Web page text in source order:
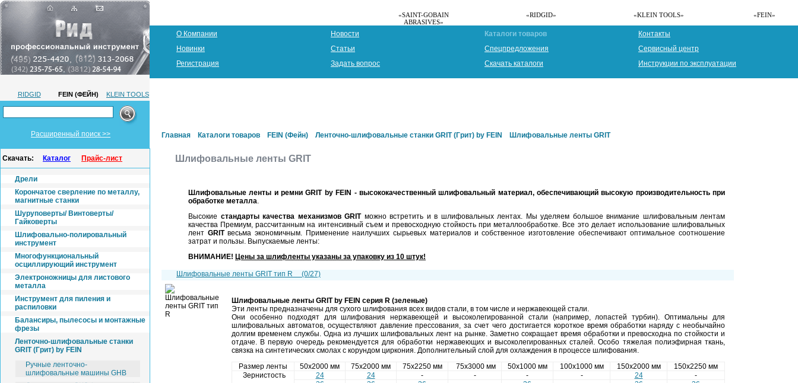
RIDGID FEIN (ФЕЙН) KLEIN TOOLS
Расширенный поиск >>
Скачать: Каталог Прайс-лист
Дрели
Корончатое сверление по металлу,
магнитные станки
Шуруповерты/ Винтоверты/
Гайковерты
Шлифовально-полировальный
инструмент
Многофункциональный
осциллирующий инструмент
Электроножницы для листового
металла
Инструмент для пиления и
распиловки
Балансиры, пылесосы и монтажные
фрезы
Ленточно-шлифовальные станки
GRIT (Грит) by FEIN
Ручные ленточно-
шлифовальные машины GHB
«SAINT-GOBAIN
ABRASIVES»
«RIDGID» «KLEIN TOOLS» «FEIN»
О Компании Новости Каталоги товаров
Контакты
Новинки
Статьи Спецпредложения
Сервисный центр
Регистрация
Задать вопрос Скачать каталоги Инструкции по эксплуатации
Главная Каталоги товаров FEIN (Фейн) Ленточно-шлифовальные станки GRIT (Грит) by FEIN Шлифовальные ленты GRIT
Шлифовальные ленты GRIT
Шлифовальные ленты и ремни GRIT by FEIN - высококачественный шлифовальный материал, обеспечивающий высокую производительность при
обработке металла.
Высокие стандарты качества механизмов GRITможно встретить и в шлифовальных лентах. Мы уделяем большое внимание шлифовальным лентам
качества Премиум, рассчитанным на интенсивный съем и превосходную стойкость при металлообработке. Все это делает использование шлифовальных
лент GRITвесьма экономичным. Применение наилучших сырьевых материалов и собственное изготовление обеспечивают оптимальное соотношение
затрат и пользы. Выпускаемые ленты:
ВНИМАНИЕ! Цены за шлифленты указаны за упаковку из 10 штук!
Шлифовальные ленты GRIT тип R (0/27)
Шлифовальные ленты GRIT by FEIN серия R (зеленые)
Эти ленты предназначены для сухого шлифования всех видов стали, в том числе и нержавеющей стали.
Они особенно подходят для шлифования нержавеющей и высоколегированной стали (например, лопастей турбин). Оптимальны для
шлифовальных автоматов, осуществляют давление прессования, за счет чего достигается короткое время обработки наряду с необычайно
долгим временем службы. Одна из лучших шлифовальных лент на рынке. Заметно сокращает время обработки и превосходна по стойкости и
отдаче. В первую очередь рекомендуется для обработки нержавеющих и высоколегированных сталей. Особо тяжелая полиэфирная ткань,
связка на синтетических смолах с корундом циркония. Дополнительный слой для охлаждения в процессе шлифования.
Размер ленты
50х2000 мм 75х2000 мм 75х2250 мм 75х3000 мм 50х1000 мм 100х1000 мм 150х2000 мм
150х2250 мм
Зернистость
24 24 - - - - 24
-